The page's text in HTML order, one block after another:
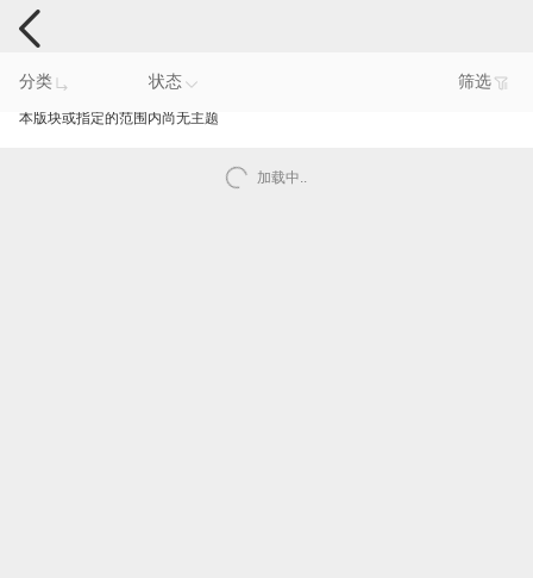
手机反馈
分类 状态 筛选
本版块或指定的范围内尚无主题
加载中..